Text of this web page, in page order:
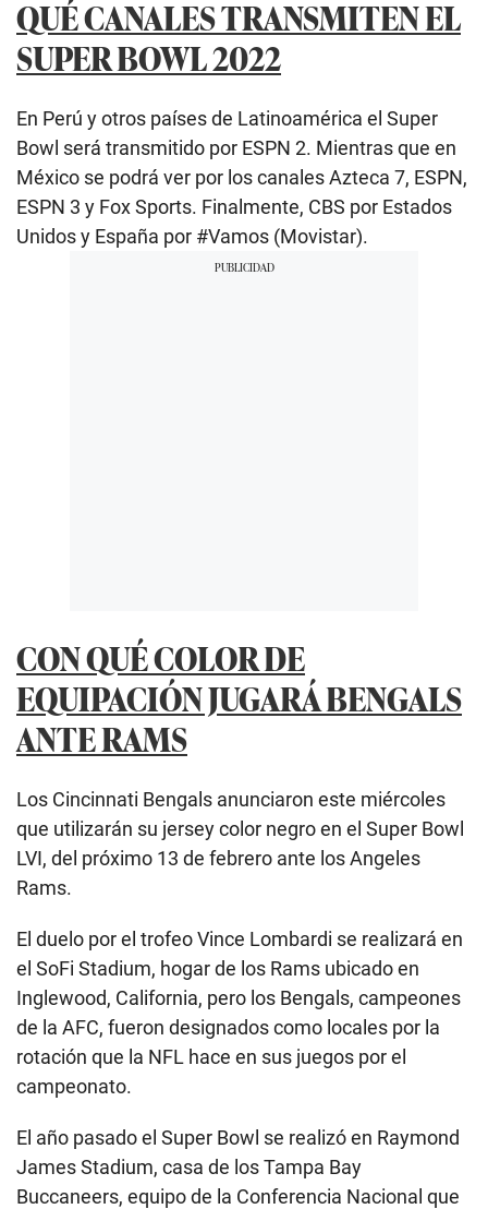
QUÉ CANALES TRANSMITEN EL
SUPER BOWL 2022
En Perú y otros países de Latinoamérica el Super
Bowl será transmitido por ESPN 2. Mientras que en
México se podrá ver por los canales Azteca 7, ESPN,
ESPN 3 y Fox Sports. Finalmente, CBS por Estados
Unidos y España por #Vamos (Movistar).
CON QUÉ COLOR DE
EQUIPACIÓN JUGARÁ BENGALS
ANTE RAMS
Los Cincinnati Bengals anunciaron este miércoles
que utilizarán su jersey color negro en el Super Bowl
LVI, del próximo 13 de febrero ante los Angeles
Rams.
El duelo por el trofeo Vince Lombardi se realizará en
el SoFi Stadium, hogar de los Rams ubicado en
Inglewood, California, pero los Bengals, campeones
de la AFC, fueron designados como locales por la
rotación que la NFL hace en sus juegos por el
campeonato.
El año pasado el Super Bowl se realizó en Raymond
James Stadium, casa de los Tampa Bay
Buccaneers, equipo de la Conferencia Nacional que